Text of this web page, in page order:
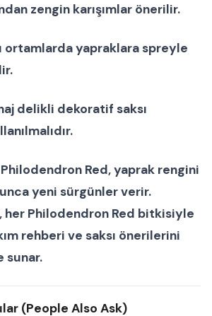
zengin karışımlar önerilir.
ortamlarda yapraklara spreyle
delikli dekoratif saksı
Philodendron Red, yaprak rengini
yeni sürgünler verir.
her Philodendron Red bitkisiyle
rehberi ve saksı önerilerini
sunar.
(People Also Ask)